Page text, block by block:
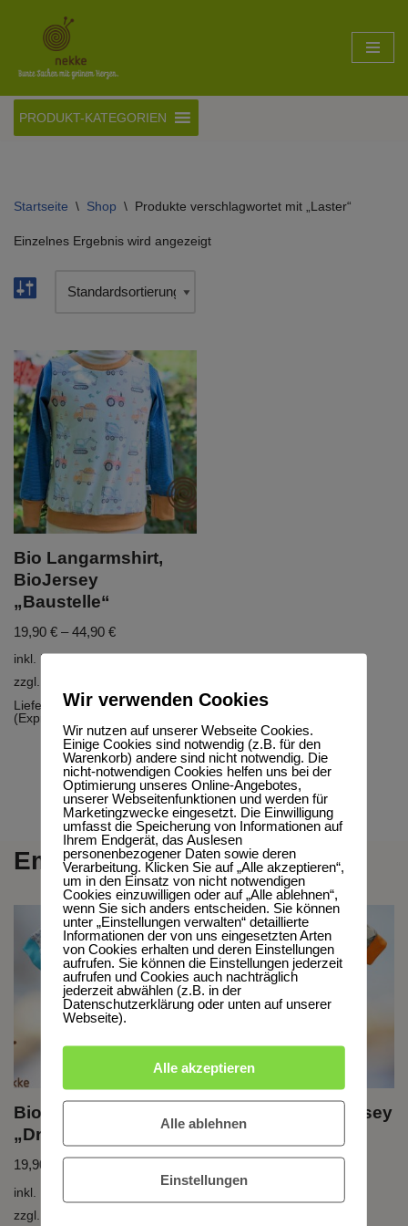
Inhalt
springen
PRODUKT-KATEGORIEN
Startseite \ Shop \ Produkte verschlagwortet mit „Laster“
Einzelnes Ergebnis wird angezeigt
Bio Langarmshirt,
BioJersey
„Baustelle“
19,90 € –44,90 €
inkl. MwSt.
zzgl.
Lieferzeit:5-10 Werktage
(Express möglich)
Empfehlungen
Bio T-Shirt, BioJersey
„Draussen“
19,90 –
inkl. MwSt.
zzgl.
Bio T-Shirt, BioJersey
„Drei Freunde“
inkl. MwSt.
Wir verwenden Cookies
Wir nutzen auf unserer Webseite Cookies.
Einige Cookies sind notwendig (z.B. für den
Warenkorb) andere sind nicht notwendig. Die
nicht-notwendigen Cookies helfen uns bei der
Optimierung unseres Online-Angebotes,
unserer Webseitenfunktionen und werden für
Marketingzwecke eingesetzt. Die Einwilligung
umfasst die Speicherung von Informationen auf
Ihrem Endgerät, das Auslesen
personenbezogener Daten sowie deren
Verarbeitung. Klicken Sie auf „Alle akzeptieren“,
um in den Einsatz von nicht notwendigen
Cookies einzuwilligen oder auf „Alle ablehnen“,
wenn Sie sich anders entscheiden. Sie können
unter „Einstellungen verwalten“ detaillierte
Informationen der von uns eingesetzten Arten
von Cookies erhalten und deren Einstellungen
aufrufen. Sie können die Einstellungen jederzeit
aufrufen und Cookies auch nachträglich
jederzeit abwählen (z.B. in der
Datenschutzerklärung oder unten auf unserer
Webseite).
Alle akzeptieren
Alle ablehnen
Einstellungen